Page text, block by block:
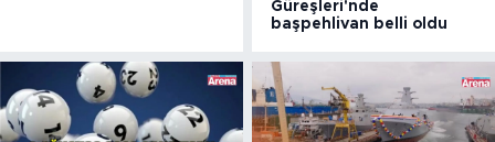
Güreşleri'nde
başpehlivan belli oldu